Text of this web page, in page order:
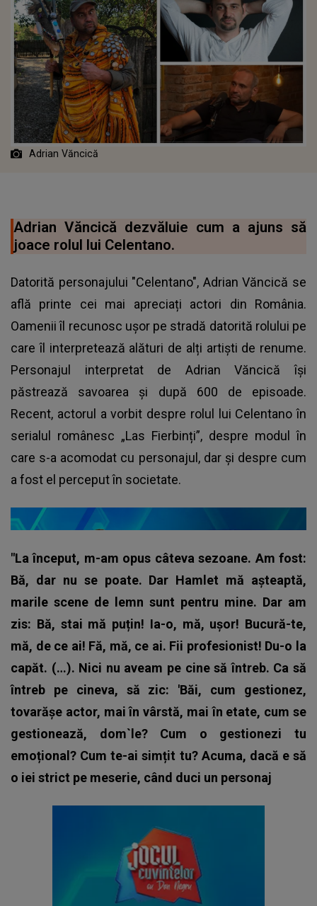
Adrian Văncică
Adrian Văncică dezvăluie cum a ajuns să
joace rolul lui Celentano.
Datorită personajului "Celentano", Adrian Văncică se
află printe cei mai apreciați actori din România.
Oamenii îl recunosc ușor pe stradă datorită rolului pe
care îl interpretează alături de alți artiști de renume.
Personajul interpretat de Adrian Văncică își
păstrează savoarea și după 600 de episoade.
Recent, actorul a vorbit despre rolul lui Celentano în
serialul românesc „Las Fierbinți”, despre modul în
care s-a acomodat cu personajul, dar și despre cum
a fost el perceput în societate.
"La început, m-am opus câteva sezoane. Am fost:
Bă, dar nu se poate. Dar Hamlet mă așteaptă,
marile scene de lemn sunt pentru mine. Dar am
zis: Bă, stai mă puțin! Ia-o, mă, ușor! Bucură-te,
mă, de ce ai! Fă, mă, ce ai. Fii profesionist! Du-o la
capăt. (…). Nici nu aveam pe cine să întreb. Ca să
întreb pe cineva, să zic: 'Băi, cum gestionez,
tovarășe actor, mai în vârstă, mai în etate, cum se
gestionează, dom`le? Cum o gestionezi tu
emoțional? Cum te-ai simțit tu? Acuma, dacă e să
o iei strict pe meserie, când duci un personaj